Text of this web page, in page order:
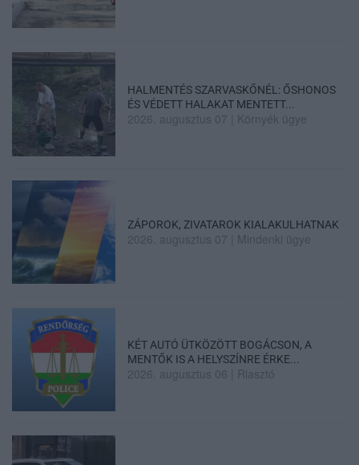
HALMENTÉS SZARVASKŐNÉL: ŐSHONOS
ÉS VÉDETT HALAKAT MENTETT...
2026. augusztus 07 Környék ügye
ZÁPOROK, ZIVATAROK KIALAKULHATNAK
2026. augusztus 07 Mindenki ügye
KÉT AUTÓ ÜTKÖZÖTT BOGÁCSON, A
MENTŐK IS A HELYSZÍNRE ÉRKE...
2026. augusztus 06 Riasztó